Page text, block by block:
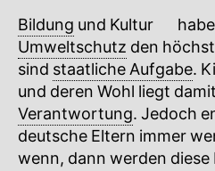
Bildung und Kultur
Umweltschutz den
sind staatliche Aufgabe.
und deren Wohl liegt
Verantwortung. Jedoch
deutsche Eltern immer
wenn, dann werden diese